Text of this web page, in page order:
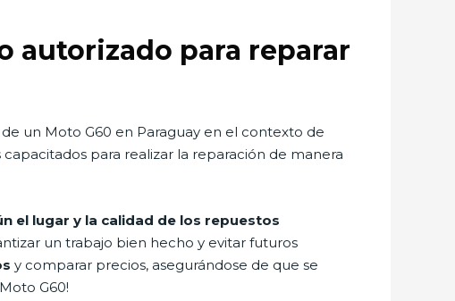
autorizado para reparar
un Moto G60 en Paraguay en el contexto de
para realizar la reparación de manera
el lugar y la calidad de los repuestos
un trabajo bien hecho y evitar futuros
y comparar precios, asegurándose de que se
G60!